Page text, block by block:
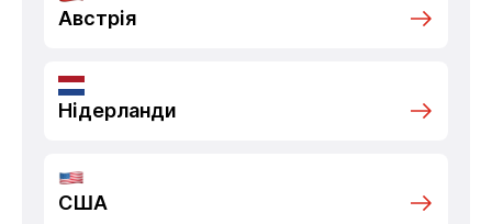
Австрія
Нідерланди
США